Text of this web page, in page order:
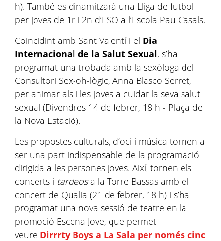
h). També es dinamitzarà una Lliga de futbol
per joves de 1r i 2n d’ESO a l’Escola Pau Casals.
Coincidint amb Sant Valentí i el Dia
Internacional de la Salut Sexual, s’ha
programat una trobada amb la sexòloga del
Consultori Sex-oh-lògic, Anna Blasco Serret,
per animar als i les joves a cuidar la seva salut
sexual (Divendres 14 de febrer, 18 h - Plaça de
la Nova Estació).
Les propostes culturals, d’oci i música tornen a
ser una part indispensable de la programació
dirigida a les persones joves. Així, tornen els
concerts i tardeosa la Torre Bassas amb el
concert de Qualia (21 de febrer, 18 h) i s’ha
programat una nova sessió de teatre en la
promoció Escena Jove, que permet
veure Dirrrty Boys a La Sala per només cinc